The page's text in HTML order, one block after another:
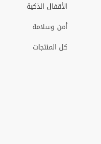
الأقفال الذكية
أمن وسلامة
كل المنتجات